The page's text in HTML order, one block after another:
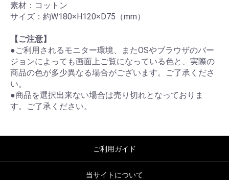
素材：コットン
サイズ：約W180×H120×D75（mm）
【ご注意】
●ご利用されるモニター環境、またOSやブラウザのバー
ジョンによっても画面上ご覧になっている色と、実際の
商品の色が多少異なる場合がございます。ご了承くださ
い。
●商品を選択出来ない場合は売り切れとなっておりま
す。ご了承ください。
ご利用ガイド
当サイトについて